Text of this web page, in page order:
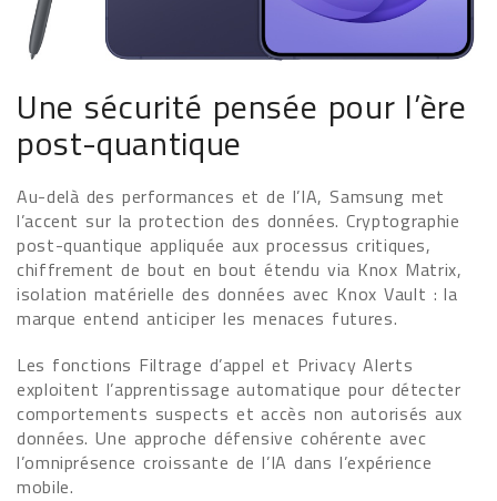
Une sécurité pensée pour l’ère
post-quantique
Au-delà des performances et de l’IA, Samsung met
l’accent sur la protection des données. Cryptographie
post-quantique appliquée aux processus critiques,
chiffrement de bout en bout étendu via Knox Matrix,
isolation matérielle des données avec Knox Vault : la
marque entend anticiper les menaces futures.
Les fonctions Filtrage d’appel et Privacy Alerts
exploitent l’apprentissage automatique pour détecter
comportements suspects et accès non autorisés aux
données. Une approche défensive cohérente avec
l’omniprésence croissante de l’IA dans l’expérience
mobile.